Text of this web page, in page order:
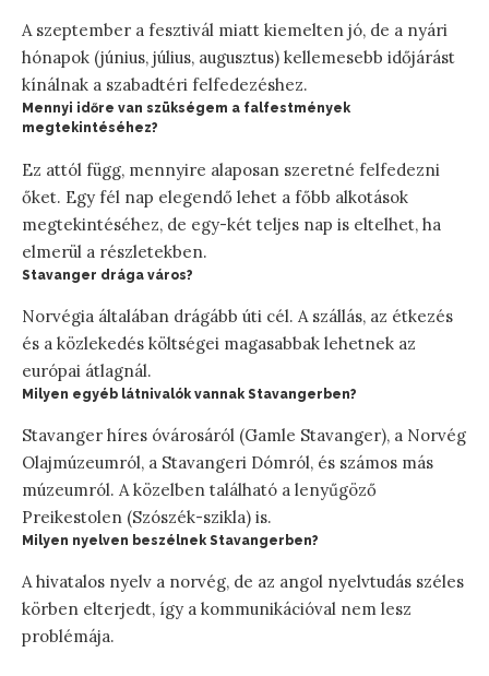
A szeptember a fesztivál miatt kiemelten jó, de a nyári
hónapok (június, július, augusztus) kellemesebb időjárást
kínálnak a szabadtéri felfedezéshez.
Mennyi időre van szükségem a falfestmények
megtekintéséhez?
Ez attól függ, mennyire alaposan szeretné felfedezni
őket. Egy fél nap elegendő lehet a főbb alkotások
megtekintéséhez, de egy-két teljes nap is eltelhet, ha
elmerül a részletekben.
Stavanger drága város?
Norvégia általában drágább úti cél. A szállás, az étkezés
és a közlekedés költségei magasabbak lehetnek az
európai átlagnál.
Milyen egyéb látnivalók vannak Stavangerben?
Stavanger híres óvárosáról (Gamle Stavanger), a Norvég
Olajmúzeumról, a Stavangeri Dómról, és számos más
múzeumról. A közelben található a lenyűgöző
Preikestolen (Szószék-szikla) is.
Milyen nyelven beszélnek Stavangerben?
A hivatalos nyelv a norvég, de az angol nyelvtudás széles
körben elterjedt, így a kommunikációval nem lesz
problémája.